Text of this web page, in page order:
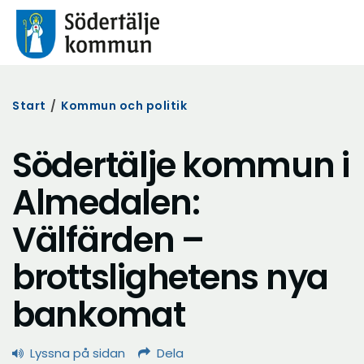
Start / Kommun och politik
Södertälje kommun i
Almedalen:
Välfärden –
brottslighetens nya
bankomat
Lyssna på sidan Dela